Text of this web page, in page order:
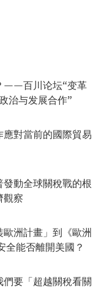
——百川论坛“变革
治与发展合作”
對當前的國際貿易
動全球關稅戰的根
觀察
洲計畫」到《歐洲
全能否離開美國？
要「超越關稅看關